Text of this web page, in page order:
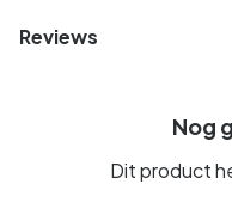
Reviews
Nog
Dit product